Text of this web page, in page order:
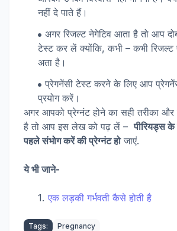
नहीं दे पाते हैं।
अगर रिजल्ट नेगेटिव आता है तो आप
टेस्ट कर लें क्योंकि, कभी – कभी रिजल्ट
अता है।
प्रेगनेंसी टेस्ट करने के लिए आप
प्रयोग करें।
अगर आपको प्रेग्नंट होने का सही तरीका और
है तो आप इस लेख को पढ़ लें –पीरियड्स के
पहले संभोग करें की प्रेग्नंट होजाएं.
ये भी जाने-
एक लड़की गर्भवती कैसे होती है
Tags: Pregnancy